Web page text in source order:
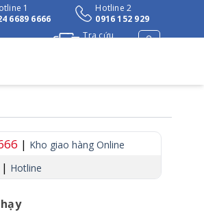
1
6689 6666
Hotline 2
0916 152 929
Tra cứu
| Kho giao hàng Online
| Hotline